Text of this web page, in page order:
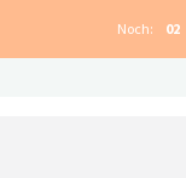
Noch: 02